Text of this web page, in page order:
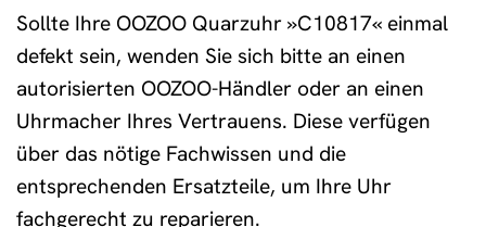
Sollte Ihre OOZOO Quarzuhr »C10817« einmal
defekt sein, wenden Sie sich bitte an einen
autorisierten OOZOO-Händler oder an einen
Uhrmacher Ihres Vertrauens. Diese verfügen
über das nötige Fachwissen und die
entsprechenden Ersatzteile, um Ihre Uhr
fachgerecht zu reparieren.